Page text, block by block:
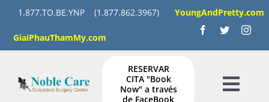
content
1.877.TO.BE.YNP (1.877.862.3967) YoungAndPretty.com
GiaiPhauThamMy.com
RESERVAR
CITA "Book
Now" a través
de FaceBook